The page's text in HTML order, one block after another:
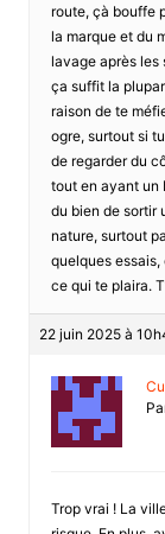
route, çà bouffe
la marque et du
lavage après les
ça suffit la
raison de te
ogre, surtout si
de regarder du
tout en ayant un
du bien de sortir
nature, surtout
quelques essais,
ce qui te plaira.
22 juin 2025 à
Trop vrai ! La